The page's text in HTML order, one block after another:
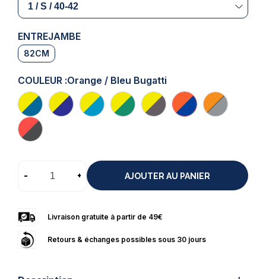
ENTREJAMBE
82CM
COULEUR :Orange / Bleu Bugatti
- + AJOUTER AU PANIER
Livraison gratuite à partir de 49€
Retours & échanges possibles sous 30 jours